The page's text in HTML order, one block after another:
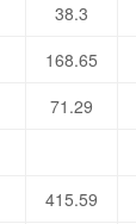
38.3
168.65
71.29
415.59